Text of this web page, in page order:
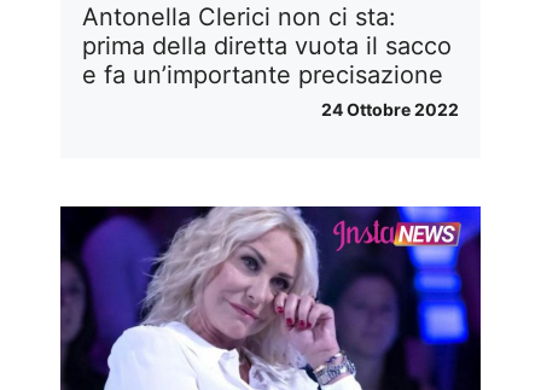
Antonella Clerici non ci sta:
prima della diretta vuota il sacco
e fa un’importante precisazione
24 Ottobre 2022